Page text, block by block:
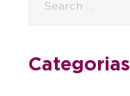
Categorias